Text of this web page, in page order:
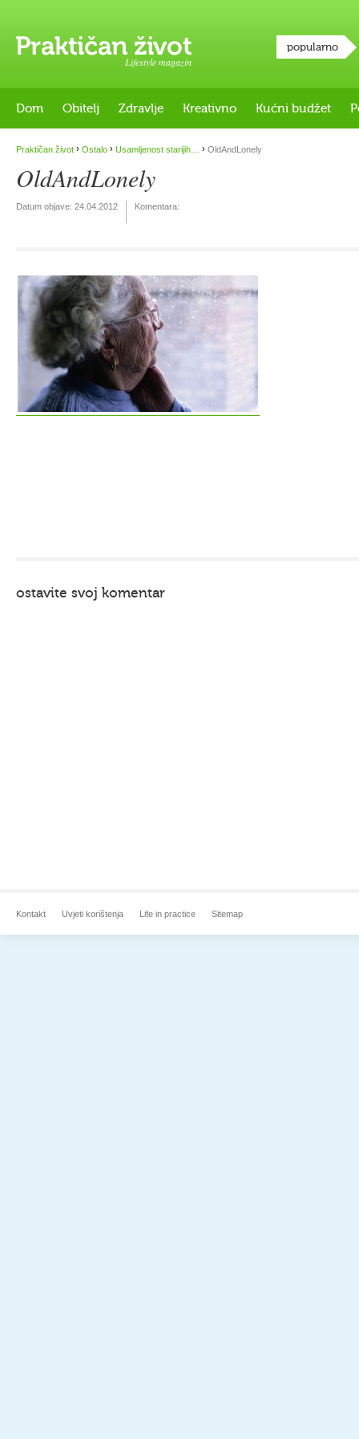
Lifestyle magazin
popularno
Dom Obitelj Zdravlje Kreativno Kućni budžet
Praktičan život › Ostalo › Usamljenost starijih… › OldAndLonely
OldAndLonely
Datum objave: 24.04.2012 Komentara:
ostavite svoj komentar
Kontakt Uvjeti korištenja Life in practice Sitemap